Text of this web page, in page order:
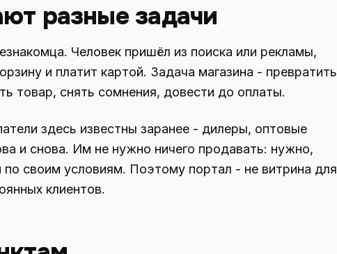
разные задачи
Человек пришёл из поиска или рекламы,
и платит картой. Задача магазина - превратить
товар, снять сомнения, довести до оплаты.
здесь известны заранее - дилеры, оптовые
и снова. Им не нужно ничего продавать: нужно,
своим условиям. Поэтому портал - не витрина для
клиентов.